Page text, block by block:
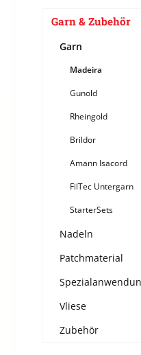
Garn & Zubehör
Garn
Madeira
Gunold
Rheingold
Brildor
Amann Isacord
FilTec Untergarn
StarterSets
Nadeln
Patchmaterial
Vliese
Zubehör